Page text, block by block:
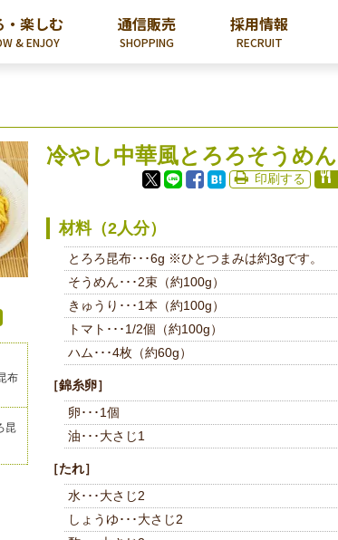
・楽しむ
& ENJOY
通信販売
SHOPPING
採用情報
RECRUIT
布
昆
冷やし中華風とろろそうめん
印刷する
材料（2人分）
とろろ昆布･･･6g ※ひとつまみは約3gです。
そうめん･･･2束（約100g）
きゅうり･･･1本（約100g）
トマト･･･1/2個（約100g）
ハム･･･4枚（約60g）
［錦糸卵］
卵･･･1個
油･･･大さじ1
［たれ］
水･･･大さじ2
しょうゆ･･･大さじ2